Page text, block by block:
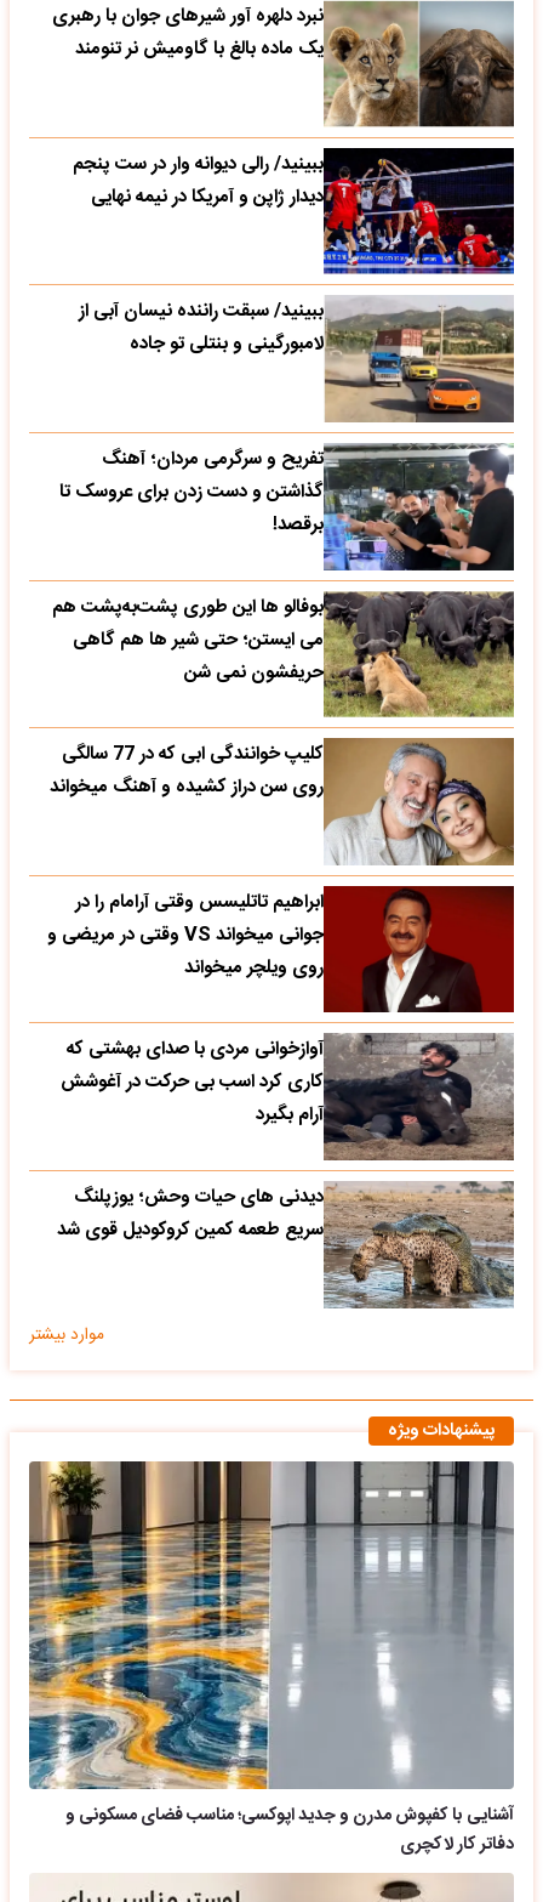
نبرد دلهره آور شیرهای جوان با رهبری
یک ماده بالغ با گاومیش نر تنومند
ببینید/ رالی دیوانه وار در ست پنجم
دیدار ژاپن و آمریکا در نیمه نهایی
ببینید/ سبقت راننده نیسان آبی از
لامبورگینی و بنتلی تو جاده
تفریح و سرگرمی مردان؛ آهنگ
گذاشتن و دست زدن برای عروسک تا
برقصد!
بوفالو ها این‌ طوری پشت‌به‌پشت هم
می‌ ایستن؛ حتی شیر ها هم گاهی
حریفشون نمی‌ شن
کلیپ خوانندگی ابی که در 77 سالگی
روی سن دراز کشیده و آهنگ میخواند
ابراهیم تاتلیسس وقتی آرامام را در
جوانی میخواند VS وقتی در مریضی و
روی ویلچر میخواند
آوازخوانی مردی با صدای بهشتی که
کاری کرد اسب بی حرکت در آغوشش
آرام بگیرد
دیدنی های حیات وحش؛ یوزپلنگ
سریع طعمه کمین کروکودیل قوی شد
موارد بیشتر
پیشنهادات ویژه
آشنایی با کفپوش مدرن و جدید اپوکسی؛ مناسب فضای مسکونی و
دفاتر کار لاکچری